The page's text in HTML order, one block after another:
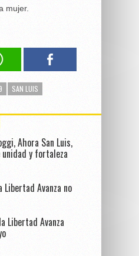
mujer.
SAN LUIS
Ahora San Luis,
y fortaleza
Libertad Avanza no
Libertad Avanza